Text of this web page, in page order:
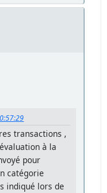
transactions ,
à la
pour
catégorie
indiqué lors de